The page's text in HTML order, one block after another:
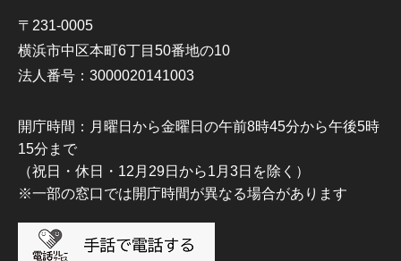
〒231-0005
横浜市中区本町6丁目50番地の10
法人番号：3000020141003
開庁時間：月曜日から金曜日の午前8時45分から午後5時
15分まで
（祝日・休日・12月29日から1月3日を除く）
※一部の窓口では開庁時間が異なる場合があります